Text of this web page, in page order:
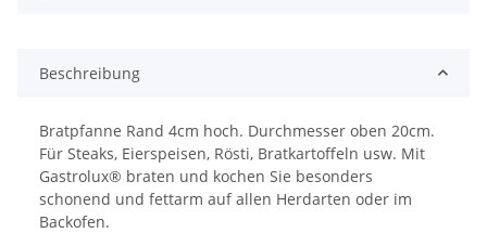
Beschreibung
Bratpfanne Rand 4cm hoch. Durchmesser oben 20cm.
Für Steaks, Eierspeisen, Rösti, Bratkartoffeln usw. Mit
Gastrolux® braten und kochen Sie besonders
schonend und fettarm auf allen Herdarten oder im
Backofen.